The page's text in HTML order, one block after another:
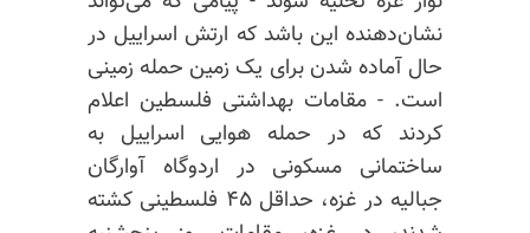
نشان‌دهنده این باشد که ارتش اسراییل در
حال آماده شدن برای یک زمین حمله زمینی
است. - مقامات بهداشتی فلسطین اعلام
کردند که در حمله هوایی اسراییل به
ساختمانی مسکونی در اردوگاه آوارگان
جبالیه
در غزه، حداقل ۴۵ فلسطینی کشته